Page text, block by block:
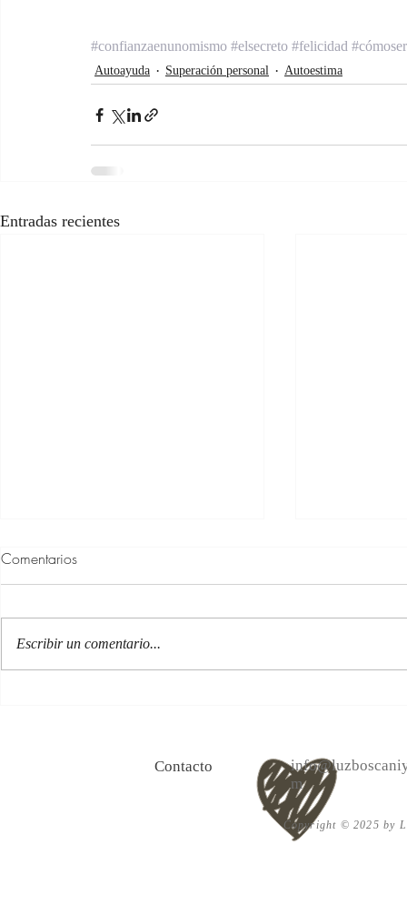
#confianzaenunomismo #elsecreto #felicidad
Autoayuda Superación personal Autoestima
Entradas recientes
Comentarios
Escribir un comentario...
Contacto
m
Copyright © 2025 by